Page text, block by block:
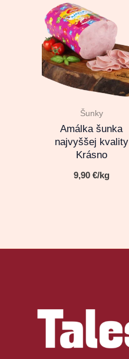
Šunky
Amálka šunka
najvyššej kvality
Krásno
9,90 €/kg